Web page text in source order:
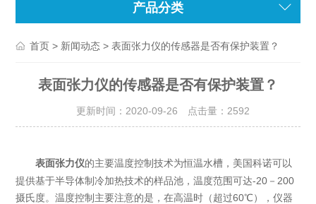
产品分类
首页 > 新闻动态 > 表面张力仪的传感器是否有保护装置？
表面张力仪的传感器是否有保护装置？
更新时间：2020-09-26 点击量： 2592
表面张力仪的主要温度控制技术为恒温水槽，美国科诺可以
提供基于半导体制冷加热技术的样品池，温度范围可达-20－200
摄氏度。温度控制主要注意的是，在高温时（超过60℃），仪器